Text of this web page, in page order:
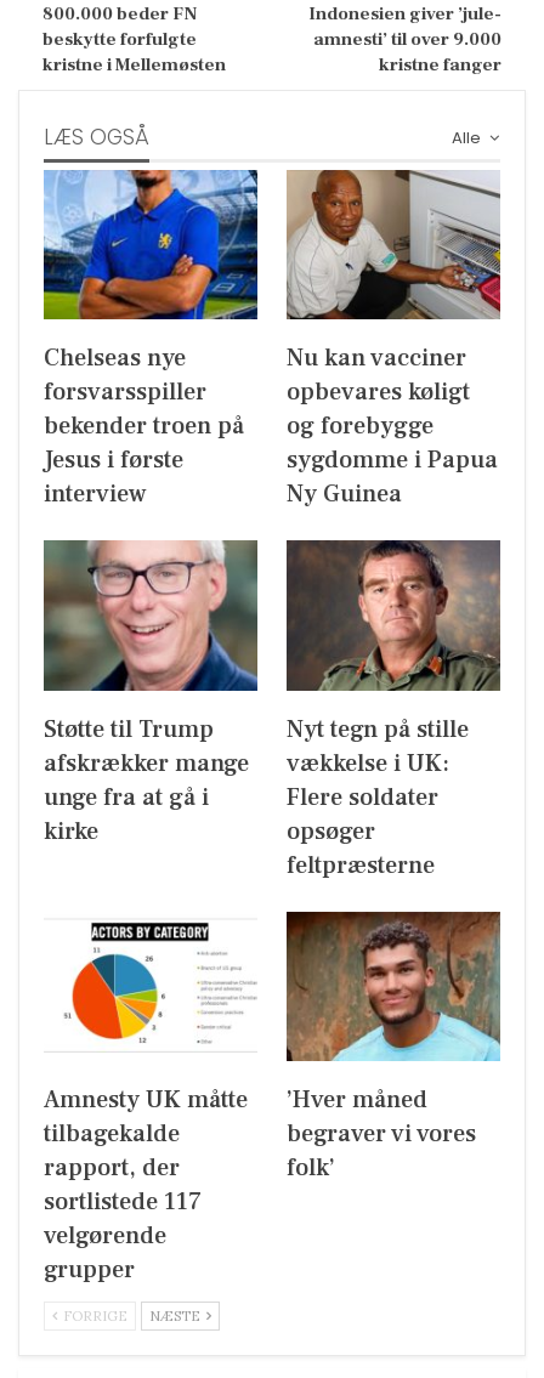
800.000 beder FN
beskytte forfulgte
kristne i Mellemøsten
Indonesien giver ’jule-
amnesti’ til over 9.000
kristne fanger
Alle
LÆS OGSÅ
Chelseas nye
forsvarsspiller
bekender troen på
Jesus i første
interview
Nu kan vacciner
opbevares køligt
og forebygge
sygdomme i Papua
Ny Guinea
Støtte til Trump
afskrækker mange
unge fra at gå i
kirke
Nyt tegn på stille
vækkelse i UK:
Flere soldater
opsøger
feltpræsterne
Amnesty UK måtte
tilbagekalde
rapport, der
sortlistede 117
velgørende
grupper
’Hver måned
begraver vi vores
folk’
FORRIGE NÆSTE